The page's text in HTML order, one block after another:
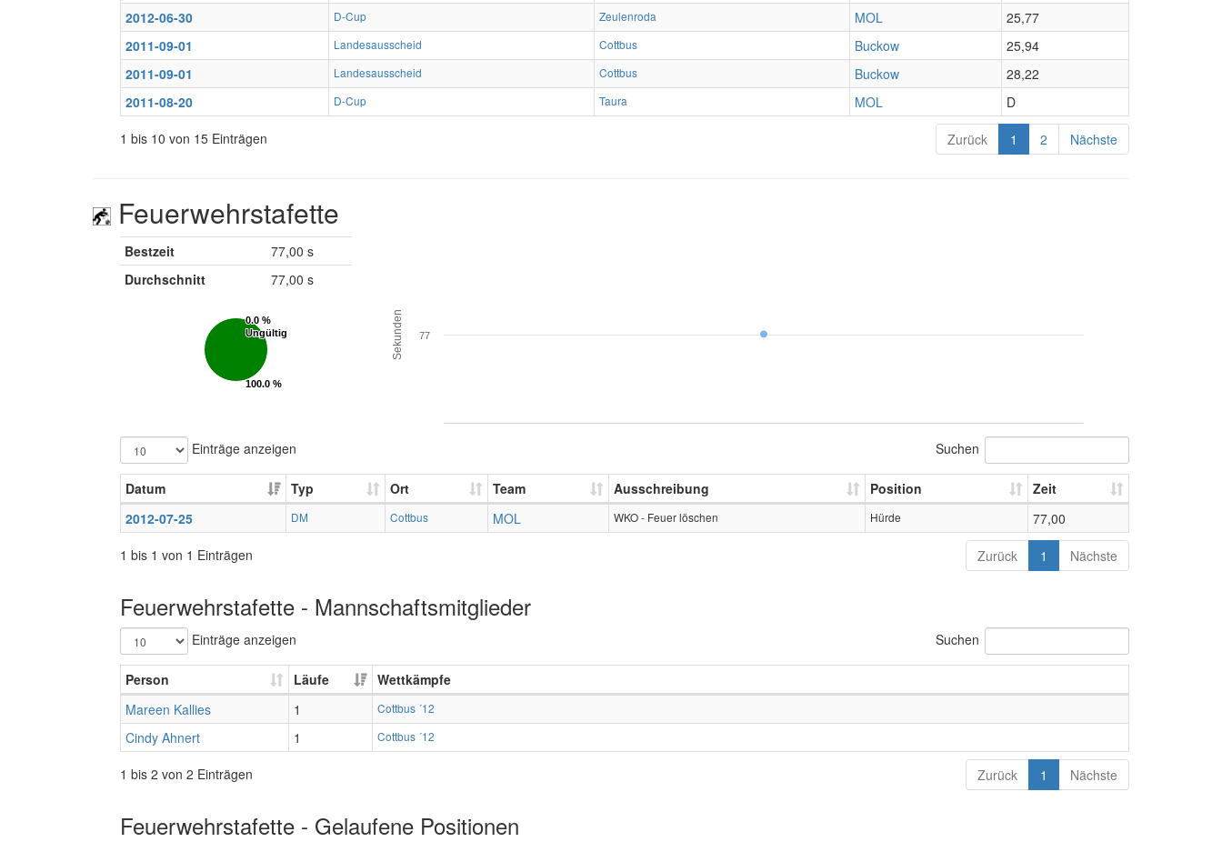
2012-06-30
D-Cup Zeulenroda MOL
25,77
2011-09-01
Landesausscheid Cottbus Buckow
25,94
2011-09-01
Landesausscheid Cottbus Buckow
28,22
2011-08-20
D-Cup Taura MOL
D
1 bis 10 von 15 Einträgen
Zurück 1 2 Nächste
Feuerwehrstafette
Bestzeit
77,00 s
Durchschnitt
77,00 s
0.0 %
Ungültig
0.0 %
Ungültig
100.0 %
100.0 %
Sekunden 77
Einträge anzeigen Suchen
Datum Typ Ort Team Ausschreibung Position
Zeit
2012-07-25
DM Cottbus MOL WKO - Feuer löschen Hürde
77,00
1 bis 1 von 1 Einträgen
Zurück 1 Nächste
Feuerwehrstafette - Mannschaftsmitglieder
Einträge anzeigen Suchen
Person Läufe
Wettkämpfe
Mareen Kallies
1 Cottbus ´12
Cindy Ahnert 1 Cottbus ´12
1 bis 2 von 2 Einträgen Zurück 1 Nächste
Feuerwehrstafette - Gelaufene Positionen